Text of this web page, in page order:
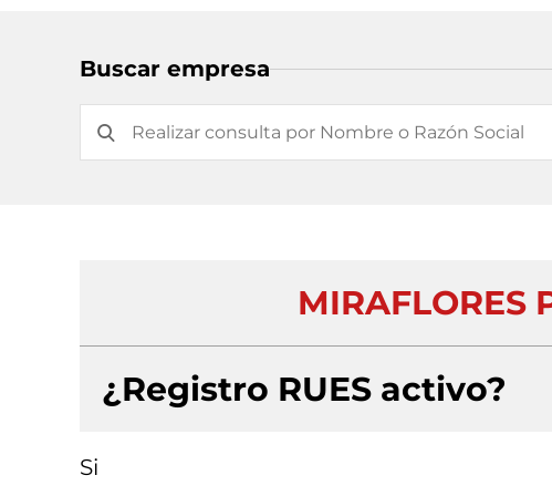
Buscar empresa
MIRAFLORES
¿Registro RUES activo?
Si